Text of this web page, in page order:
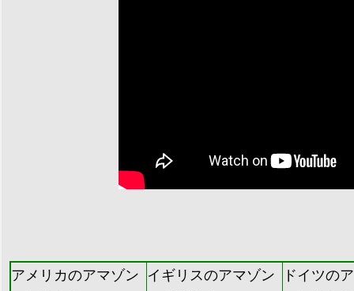
アメリカのアマゾン
イギリスのアマゾン
ドイツの